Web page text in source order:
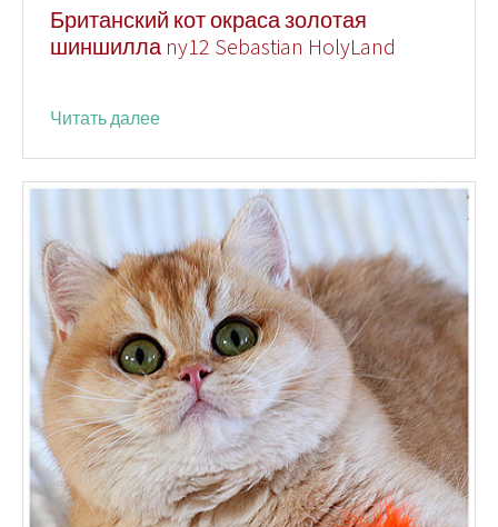
Британский кот окраса золотая
шиншилла ny12 Sebastian HolyLand
Читать далее